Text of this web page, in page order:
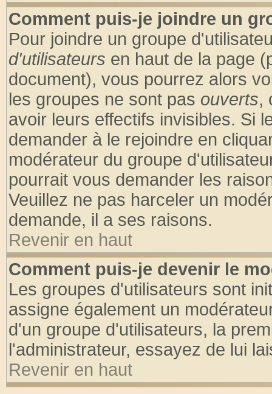
Comment puis-je joindre un
Pour joindre un groupe
d'utilisateurs en haut de la page
document), vous pourrez alors
les groupes ne sont pas ouverts,
avoir leurs effectifs invisibles. Si
demander à le rejoindre en
modérateur du groupe
pourrait vous demander les
Veuillez ne pas harceler un
demande, il a ses raisons.
Revenir en haut
Comment puis-je devenir le
Les groupes d'utilisateurs sont
assigne également un
d'un groupe d'utilisateurs, la
l'administrateur, essayez de lui
Revenir en haut